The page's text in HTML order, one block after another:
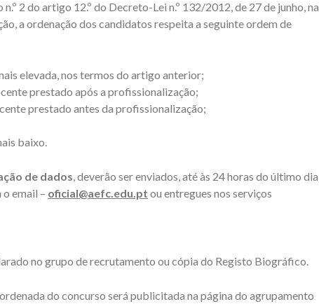
2 do artigo 12.º do Decreto-Lei n.º 132/2012, de 27 de junho, na
a ordenação dos candidatos respeita a seguinte ordem de
elevada, nos termos do artigo anterior;
prestado após a profissionalização;
prestado antes da profissionalização;
baixo.
de dados, deverão ser enviados, até às 24 horas do último dia
email – oficial@aefc.edu.pt ou entregues nos serviços
no grupo de recrutamento ou cópia do Registo Biográfico.
do concurso será publicitada na página do agrupamento